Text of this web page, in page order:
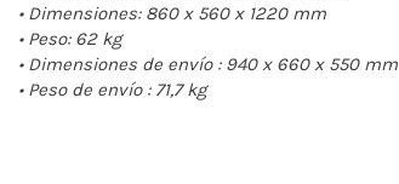
• Dimensiones: 860 x 560 x 1220 mm
• Peso: 62 kg
• Dimensiones de envío : 940 x 660 x 550 mm
• Peso de envío : 71,7 kg